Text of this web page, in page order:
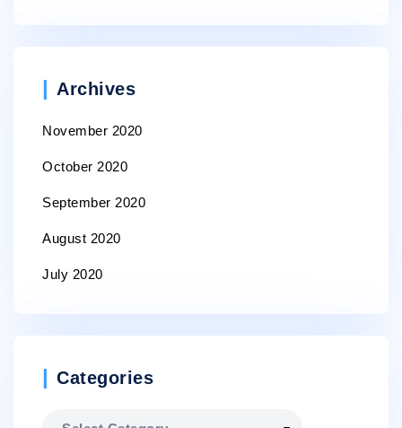
Archives
November 2020
October 2020
September 2020
August 2020
July 2020
Categories